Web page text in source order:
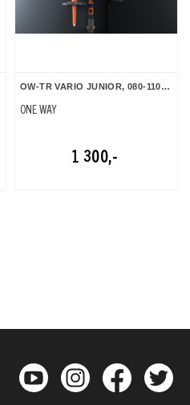
OW-TR VARIO JUNIOR, 080-110 cm
ONE WAY
1 300,-